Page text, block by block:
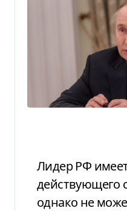
Лидер РФ имеет две цели
действующего
однако не